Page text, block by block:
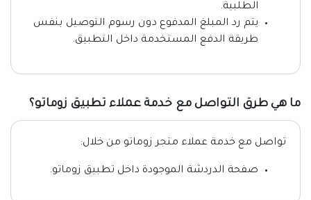
الطلبية.
يتم رد المبلغ المدفوع دون رسوم التوصيل بنفس
طريقة الدفع المستخدمة داخل التطبيق.
ما هي طرق التواصل مع خدمة عملاء تطبيق زوماتو؟
تواصل مع خدمة عملاء متجر زوماتو من خلال:
صفحة الدردشة الموجودة داخل تطبيق زوماتو.